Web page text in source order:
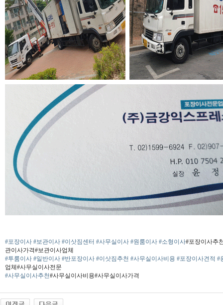
#포장이사 #보관이사 #이삿짐센터 #사무실이사 #원룸이사 #소형이사#포장이사추
관이사가격#보관이사업체
#투룸이사 #일반이사 #반포장이사 #이삿짐추천 #사무실이사비용 #포장이사견적 #
업체#사무실이사전문
#사무실이사추천#사무실이사비용#사무실이사가격